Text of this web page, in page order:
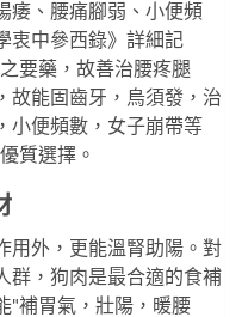
痿、腰痛腳弱、小便頻
衷中參西錄》詳細記
要藥，故善治腰疼腿
故能固齒牙，烏須發，治
小便頻數，女子崩帶等
質選擇。
用外，更能溫腎助陽。對
群，狗肉是最合適的食補
"補胃氣，壯陽，暖腰